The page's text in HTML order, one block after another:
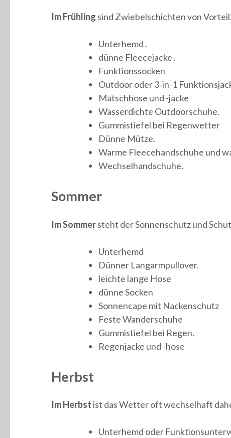
Im Frühling sind Zwiebelschichten von
Unterhemd .
dünne Fleecejacke .
Funktionssocken
Outdoor oder 3-in-1
Matschhose und -jacke
Wasserdichte Outdoorschuhe.
Gummistiefel bei Regenwetter
Dünne Mütze.
Warme Fleecehandschuhe und
Wechselhandschuhe.
Sommer
Im Sommersteht der Sonnenschutz und
Unterhemd
Dünner Langarmpullover.
leichte lange Hose
dünne Socken
Sonnencape mit Nackenschutz
Feste Wanderschuhe
Gummistiefel bei Regen.
Regenjacke und -hose
Herbst
Im Herbstist das Wetter oft wechselhaft
Unterhemd oder